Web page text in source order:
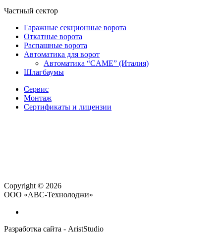
Частный сектор
Гаражные секционные ворота
Откатные ворота
Распашные ворота
Автоматика для ворот
Автоматика “CAME” (Италия)
Шлагбаумы
Сервис
Монтаж
Сертификаты и лицензии
Copyright © 2026
ООО «АВС-Технолоджи»
Разработка сайта - AristStudio